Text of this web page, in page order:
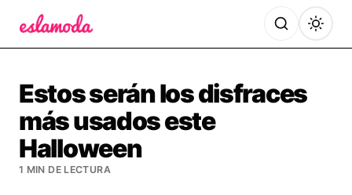
Estos serán los disfraces
más usados este
Halloween
1 MIN DE LECTURA